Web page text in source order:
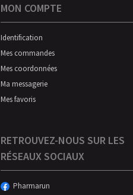
MON COMPTE
Identification
Mes commandes
Mes coordonnées
Ma messagerie
Mes favoris
RETROUVEZ-NOUS SUR LES
RÉSEAUX SOCIAUX
Pharmarun